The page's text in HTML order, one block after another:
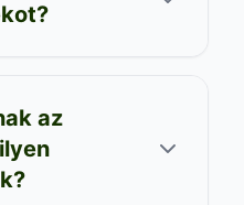
az